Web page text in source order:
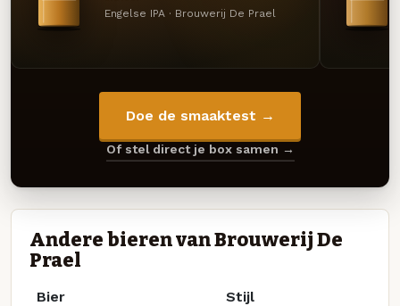
Engelse IPA · Brouwerij De Prael
Doe de smaaktest →
Of stel direct je box samen →
Andere bieren van Brouwerij De
Prael
Bier Stijl